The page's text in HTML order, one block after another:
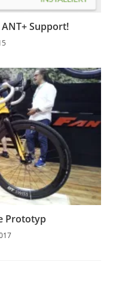
Support!
Prototyp